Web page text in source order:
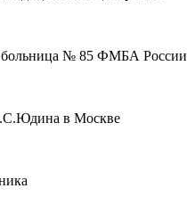
больница № 85 ФМБА России
в Москве